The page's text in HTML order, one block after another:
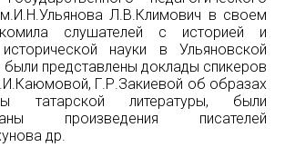
Л.В.Климович в своем
слушателей с историей и
науки в Ульяновской
представлены доклады спикеров
Г.Р.Закиевой об образах
татарской литературы, были
произведения писателей
др.